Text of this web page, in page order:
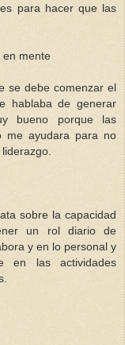
para hacer que las
en mente
se debe comenzar el
hablaba de generar
bueno porque las
me ayudara para no
sobre la capacidad
un rol diario de
y en lo personal y
en las actividades